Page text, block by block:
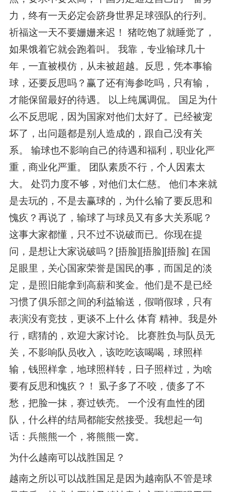
力，终有一天必定会跻身世界足球强队的行列。
祈福这一天不要姗姗来迟！ 猪吃饱了就睡觉了，
如果饿着它就会跑着叫。 我靠，专业输球几十
年，一直被模仿，从未被超越。反思，凭本事输
球，还要反思吗？赢了还有海参吃吗，只有输，
才能保留最好的待遇。 以上纯属调侃。 国足为什
么不反思呢，因为国家对他们太好了。已经被宠
坏了，出问题都是别人造成的，跟自己没有关
系。 输球也不影响自己的待遇和福利，职业化严
重，商业化严重。 团队素质不行，个人因素太
大。 处罚力度不够，对他们太仁慈。 他们本来就
是去玩的，不是去赢球的，为什么输了要反思和
愧疚？再说了，输球了与球员又有多大关系呢？
这事大家都懂，只不过不说破而已。你现在提
问，是想让大家说破吗？[捂脸][捂脸][捂脸] 在国
足眼里，关心国家荣誉是国民的事，而国足的淡
定，是照旧能拿到高薪和奖金。他们是不是已经
习惯了俱乐部之间的利益输送，假哨假球，只有
表演没有竞技，更谈不上什么 体育 精神。我是外
行，瞎猜的，欢迎大家讨论。 比赛胜负与队员无
关，不影响队员收入，该吃吃该喝喝，球照样
输，钱照样拿，地球照样转，日子照样过，为啥
要有反思和愧疚？！ 虱子多了不咬，债多了不
愁，把脸一抹，赛过铁壳。 一个没有血性的团
队，什么样的结局都能安然接受。我想起一句
话：兵熊熊一个，将熊熊一窝。
为什么越南可以战胜国足？
越南之所以可以战胜国足是因为越南队不管是球